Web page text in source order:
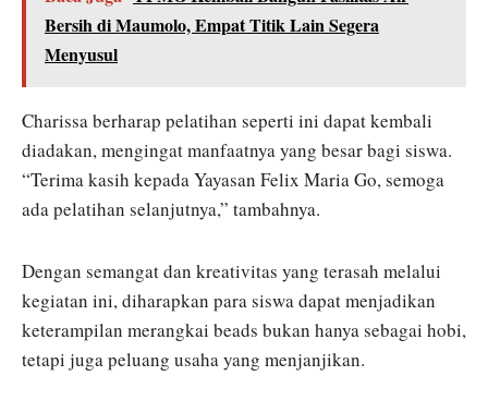
Bersih di Maumolo, Empat Titik Lain Segera
Menyusul
Charissa berharap pelatihan seperti ini dapat kembali
diadakan, mengingat manfaatnya yang besar bagi siswa.
“Terima kasih kepada Yayasan Felix Maria Go, semoga
ada pelatihan selanjutnya,” tambahnya.
Dengan semangat dan kreativitas yang terasah melalui
kegiatan ini, diharapkan para siswa dapat menjadikan
keterampilan merangkai beads bukan hanya sebagai hobi,
tetapi juga peluang usaha yang menjanjikan.